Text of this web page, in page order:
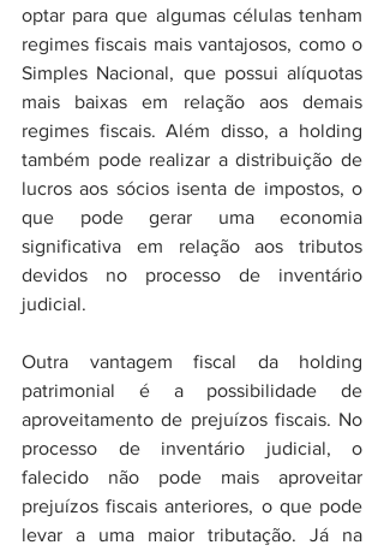
optar para que algumas células tenham
regimes fiscais mais vantajosos, como o
Simples Nacional, que possui alíquotas
mais baixas em relação aos demais
regimes fiscais. Além disso, a holding
também pode realizar a distribuição de
lucros aos sócios isenta de impostos, o
que pode gerar uma economia
significativa em relação aos tributos
devidos no processo de inventário
judicial.
Outra vantagem fiscal da holding
patrimonial é a possibilidade de
aproveitamento de prejuízos fiscais. No
processo de inventário judicial, o
falecido não pode mais aproveitar
prejuízos fiscais anteriores, o que pode
levar a uma maior tributação. Já na